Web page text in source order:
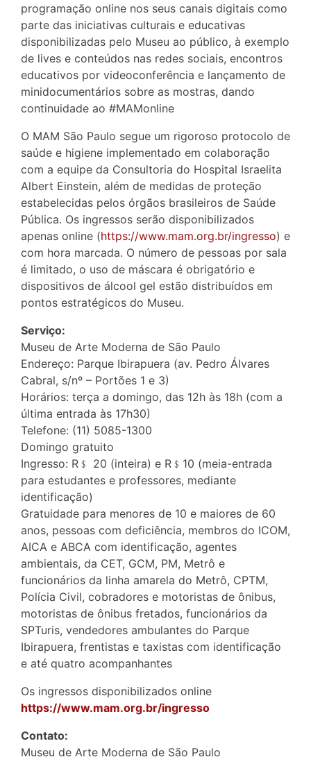
programação online nos seus canais digitais como
parte das iniciativas culturais e educativas
disponibilizadas pelo Museu ao público, à exemplo
de lives e conteúdos nas redes sociais, encontros
educativos por videoconferência e lançamento de
minidocumentários sobre as mostras, dando
continuidade ao #MAMonline
O MAM São Paulo segue um rigoroso protocolo de
saúde e higiene implementado em colaboração
com a equipe da Consultoria do Hospital Israelita
Albert Einstein, além de medidas de proteção
estabelecidas pelos órgãos brasileiros de Saúde
Pública. Os ingressos serão disponibilizados
apenas online (https://www.mam.org.br/ingresso) e
com hora marcada. O número de pessoas por sala
é limitado, o uso de máscara é obrigatório e
dispositivos de álcool gel estão distribuídos em
pontos estratégicos do Museu.
Serviço:
Museu de Arte Moderna de São Paulo
Endereço: Parque Ibirapuera (av. Pedro Álvares
Cabral, s/nº – Portões 1 e 3)
Horários: terça a domingo, das 12h às 18h (com a
última entrada às 17h30)
Telefone: (11) 5085-1300
Domingo gratuito
Ingresso: R﹩ 20 (inteira) e R﹩10 (meia-entrada
para estudantes e professores, mediante
identificação)
Gratuidade para menores de 10 e maiores de 60
anos, pessoas com deficiência, membros do ICOM,
AICA e ABCA com identificação, agentes
ambientais, da CET, GCM, PM, Metrô e
funcionários da linha amarela do Metrô, CPTM,
Polícia Civil, cobradores e motoristas de ônibus,
motoristas de ônibus fretados, funcionários da
SPTuris, vendedores ambulantes do Parque
Ibirapuera, frentistas e taxistas com identificação
e até quatro acompanhantes
Os ingressos disponibilizados online
https://www.mam.org.br/ingresso
Contato:
Museu de Arte Moderna de São Paulo